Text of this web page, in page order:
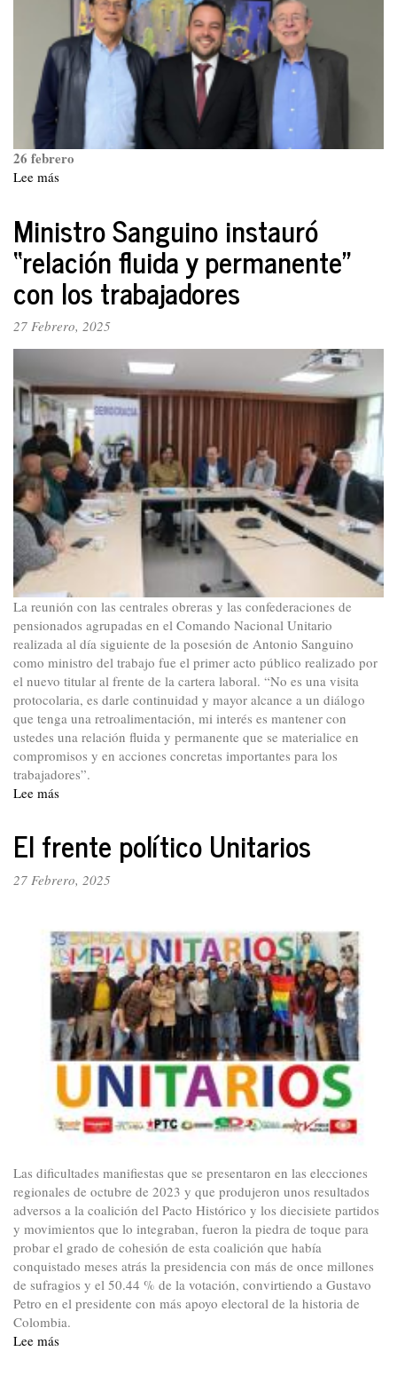
conflicto
Rusia-
Ucrania:
¿a
Trump
y
26 febrero
Lee más
ministro,
Edwin
Palma.
El
dormido
alcalde
de
La
del
“libertario”
Javier
Milei...
Ministro Sanguino instauró
“relación fluida y permanente”
con los trabajadores
27 Febrero, 2025
La reunión con las centrales obreras y las confederaciones de
pensionados agrupadas en el Comando Nacional Unitario
realizada al día siguiente de la posesión de Antonio Sanguino
como ministro del trabajo fue el primer acto público realizado por
el nuevo titular al frente de la cartera laboral. “No es una visita
protocolaria, es darle continuidad y mayor alcance a un diálogo
que tenga una retroalimentación, mi interés es mantener con
ustedes una relación fluida y permanente que se materialice en
compromisos y en acciones concretas importantes para los
trabajadores”.
Lee más
instauró
fluida
con
los
trabajadores
El frente político Unitarios
27 Febrero, 2025
Las dificultades manifiestas que se presentaron en las elecciones
regionales de octubre de 2023 y que produjeron unos resultados
adversos a la coalición del Pacto Histórico y los diecisiete partidos
y movimientos que lo integraban, fueron la piedra de toque para
probar el grado de cohesión de esta coalición que había
conquistado meses atrás la presidencia con más de once millones
de sufragios y el 50.44 % de la votación, convirtiendo a Gustavo
Petro en el presidente con más apoyo electoral de la historia de
Colombia.
Lee más